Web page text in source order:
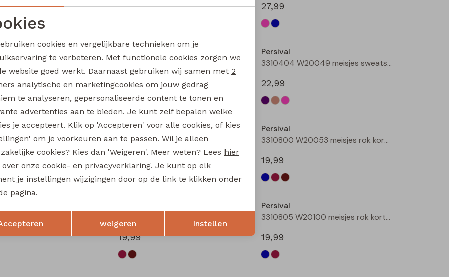
24,99
27,99
3310300 W20103 meisjes pullover Bruin donker
17,99
Persival
3310404 W20049 meisjes sweatshirt Paars fel
22,99
Nieuw
3310404 W20049 meisjes sweatshirt Rose fel
Nieuw
Persival
Persival
3310800 W20053 meisjes rok kort Bordeaux
19,99
Nieuw
19,99
Persival
3310805 W20100 meisjes rok kort Marine
19,99
cookies
cookies Marketing cookies
Terug Opslaan
cookies en vergelijkbare technieken om je
te verbeteren. Met functionele cookies zorgen we
website goed werkt. Daarnaast gebruiken wij samen met 2
analytische en marketingcookies om jouw gedrag
te analyseren, gepersonaliseerde content te tonen en
advertenties aan te bieden. Je kunt zelf bepalen welke
je accepteert. Klik op 'Accepteren' voor alle cookies, of kies
om je voorkeuren aan te passen. Wil je alleen
cookies? Kies dan 'Weigeren'. Meer weten? Lees hier
over onze cookie- en privacyverklaring. Je kunt op elk
je instellingen wijzigingen door op de link te klikken onder
pagina.
weigeren Instellen